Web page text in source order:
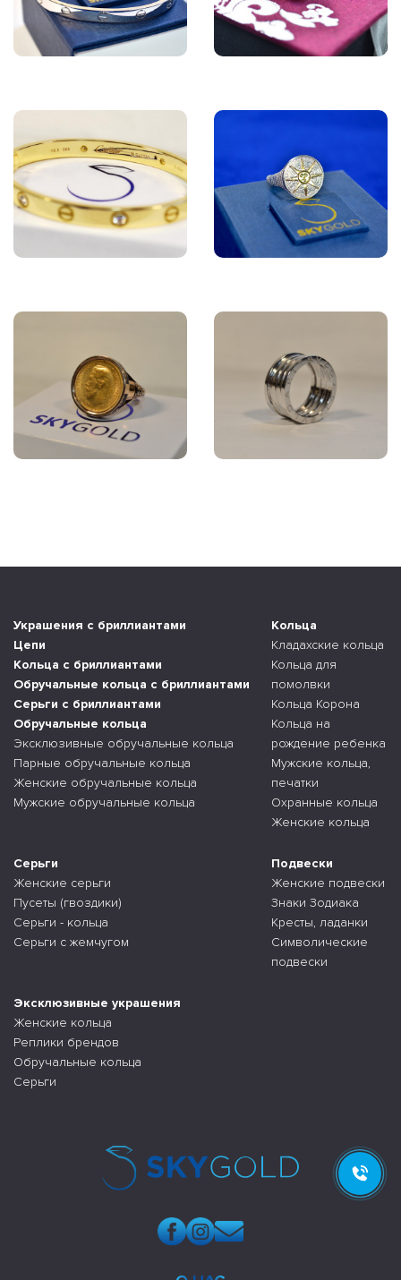
Украшения с бриллиантами
Цепи
Кольца с бриллиантами
Обручальные кольца с бриллиантами
Серьги с бриллиантами
Обручальные кольца
Эксклюзивные обручальные кольца
Парные обручальные кольца
Женские обручальные кольца
Мужские обручальные кольца
Кольца
Кладахские кольца
Кольца для
помолвки
Кольца Корона
Кольца на
рождение ребенка
Мужские кольца,
печатки
Охранные кольца
Женские кольца
Серьги
Женские серьги
Пусеты (гвоздики)
Серьги - кольца
Серьги с жемчугом
Подвески
Женские подвески
Знаки Зодиака
Кресты, ладанки
Символические
подвески
Эксклюзивные украшения
Женские кольца
Реплики брендов
Обручальные кольца
Серьги